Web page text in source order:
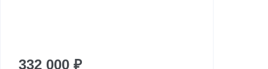
332 000 ₽